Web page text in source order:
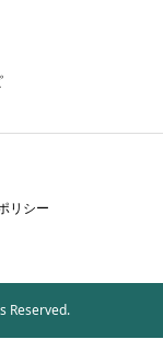
リシー
Reserved.